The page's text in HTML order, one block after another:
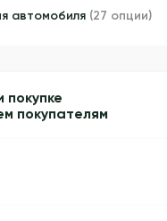
автомобиля (27 опции)
покупке
покупателям